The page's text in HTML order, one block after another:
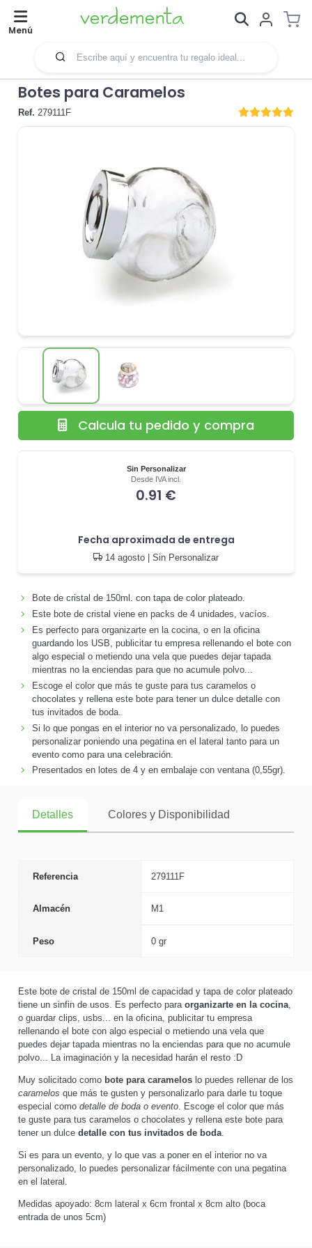
Menú
Botes para Caramelos
Ref. 279111F
Sin Personalizar
Desde IVA incl.
0.91 €
Fecha aproximada de entrega
14 agosto | Sin Personalizar
Calcula tu pedido y compra
Bote de cristal de 150ml. con tapa de color plateado.
Este bote de cristal viene en packs de 4 unidades, vacíos.
Es perfecto para organizarte en la cocina, o en la oficina
guardando los USB, publicitar tu empresa rellenando el bote con
algo especial o metiendo una vela que puedes dejar tapada
mientras no la enciendas para que no acumule polvo...
Escoge el color que más te guste para tus caramelos o
chocolates y rellena este bote para tener un dulce detalle con
tus invitados de boda.
Si lo que pongas en el interior no va personalizado, lo puedes
personalizar poniendo una pegatina en el lateral tanto para un
evento como para una celebración.
Presentados en lotes de 4 y en embalaje con ventana (0,55gr).
Detalles Colores y Disponibilidad
Referencia 279111F
Almacén M1
Peso 0 gr
Este bote de cristal de 150ml de capacidad y tapa de color plateado
tiene un sinfin de usos. Es perfecto para organizarte en la cocina
o guardar clips, usbs... en la oficina, publicitar tu empresa
rellenando el bote con algo especial o metiendo una vela que
puedes dejar tapada mientras no la enciendas para que no acumule
polvo... La imaginación y la necesidad harán el resto :D
Muy solicitado como bote para caramelos lo puedes rellenar de los
caramelos que más te gusten y personalizarlo para darle tu toque
especial como detalle de boda o evento . Escoge el color que más
te guste para tus caramelos o chocolates y rellena este bote para
tener un dulce detalle con tus invitados de boda
Si es para un evento, y lo que vas a poner en el interior no va
personalizado, lo puedes personalizar fácilmente con una pegatina
en el lateral.
Medidas apoyado: 8cm lateral x 6cm frontal x 8cm alto (boca
entrada de unos 5cm)